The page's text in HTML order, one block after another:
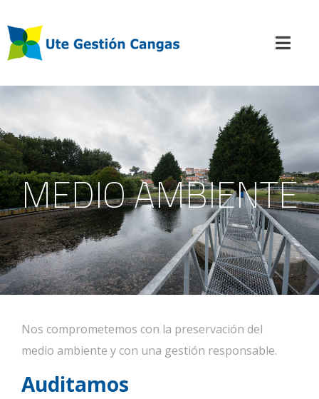
MEDIO AMBIENTE
Nos comprometemos con la preservación del
medio ambiente y con una gestión responsable.
Auditamos